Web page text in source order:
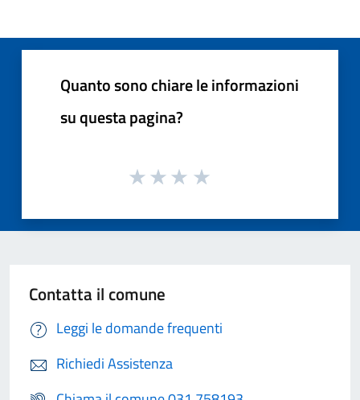
Quanto sono chiare le informazioni
su questa pagina?
Contatta il comune
Leggi le domande frequenti
Richiedi Assistenza